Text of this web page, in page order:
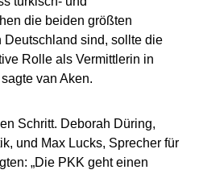
die beiden größten
Deutschland sind, sollte die
Rolle als Vermittlerin in
van Aken.
Schritt. Deborah Düring,
und Max Lucks, Sprecher für
„Die PKK geht einen